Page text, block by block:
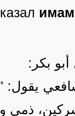
بكر:
يقول:
ذمي